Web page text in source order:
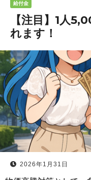
給付金
【注目】1人
れます！
2026年1月31日